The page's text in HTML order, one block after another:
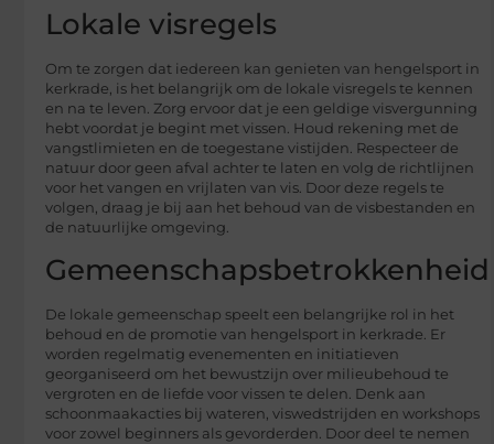
Lokale visregels
Om te zorgen dat iedereen kan genieten van hengelsport in
kerkrade, is het belangrijk om de lokale visregels te kennen
en na te leven. Zorg ervoor dat je een geldige visvergunning
hebt voordat je begint met vissen. Houd rekening met de
vangstlimieten en de toegestane vistijden. Respecteer de
natuur door geen afval achter te laten en volg de richtlijnen
voor het vangen en vrijlaten van vis. Door deze regels te
volgen, draag je bij aan het behoud van de visbestanden en
de natuurlijke omgeving.
Gemeenschapsbetrokkenheid
De lokale gemeenschap speelt een belangrijke rol in het
behoud en de promotie van hengelsport in kerkrade. Er
worden regelmatig evenementen en initiatieven
georganiseerd om het bewustzijn over milieubehoud te
vergroten en de liefde voor vissen te delen. Denk aan
schoonmaakacties bij wateren, viswedstrijden en workshops
voor zowel beginners als gevorderden. Door deel te nemen